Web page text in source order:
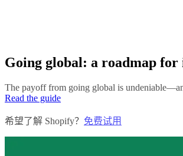
Going global: a roadmap
The payoff from going global is
Read the guide
希望了解 Shopify？ 免费试用